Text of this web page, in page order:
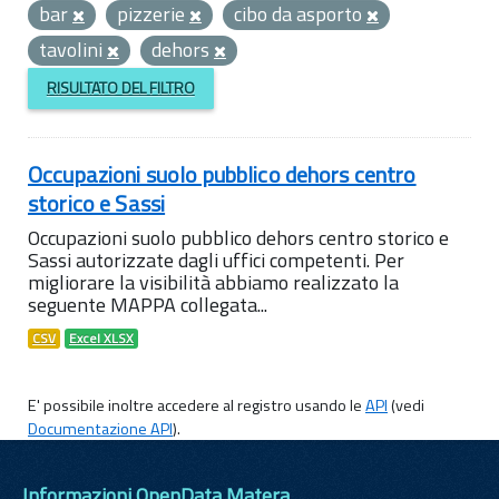
bar
pizzerie
cibo da asporto
tavolini
dehors
RISULTATO DEL FILTRO
Occupazioni suolo pubblico dehors centro
storico e Sassi
Occupazioni suolo pubblico dehors centro storico e
Sassi autorizzate dagli uffici competenti. Per
migliorare la visibilità abbiamo realizzato la
seguente MAPPA collegata...
CSV Excel XLSX
E' possibile inoltre accedere al registro usando leAPI(vedi
Documentazione API).